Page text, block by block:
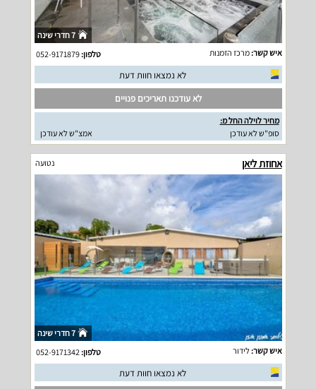
7 חדרי שינה
איש קשר:מרכז הזמנות טלפון:052-9171879
לא נמצאו חוות דעת
לא עודכנו תאריכים פנויים
מחיר לוילה החל מ:
סופ"ש לא עודכן
אמצ"ש לא עודכן
אחוזת ליאן נטועה
7 חדרי שינה
איש קשר:לידור טלפון:
לא נמצאו חוות דעת